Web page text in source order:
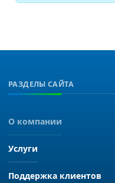
РАЗДЕЛЫ САЙТА
О компании
Услуги
Поддержка клиентов